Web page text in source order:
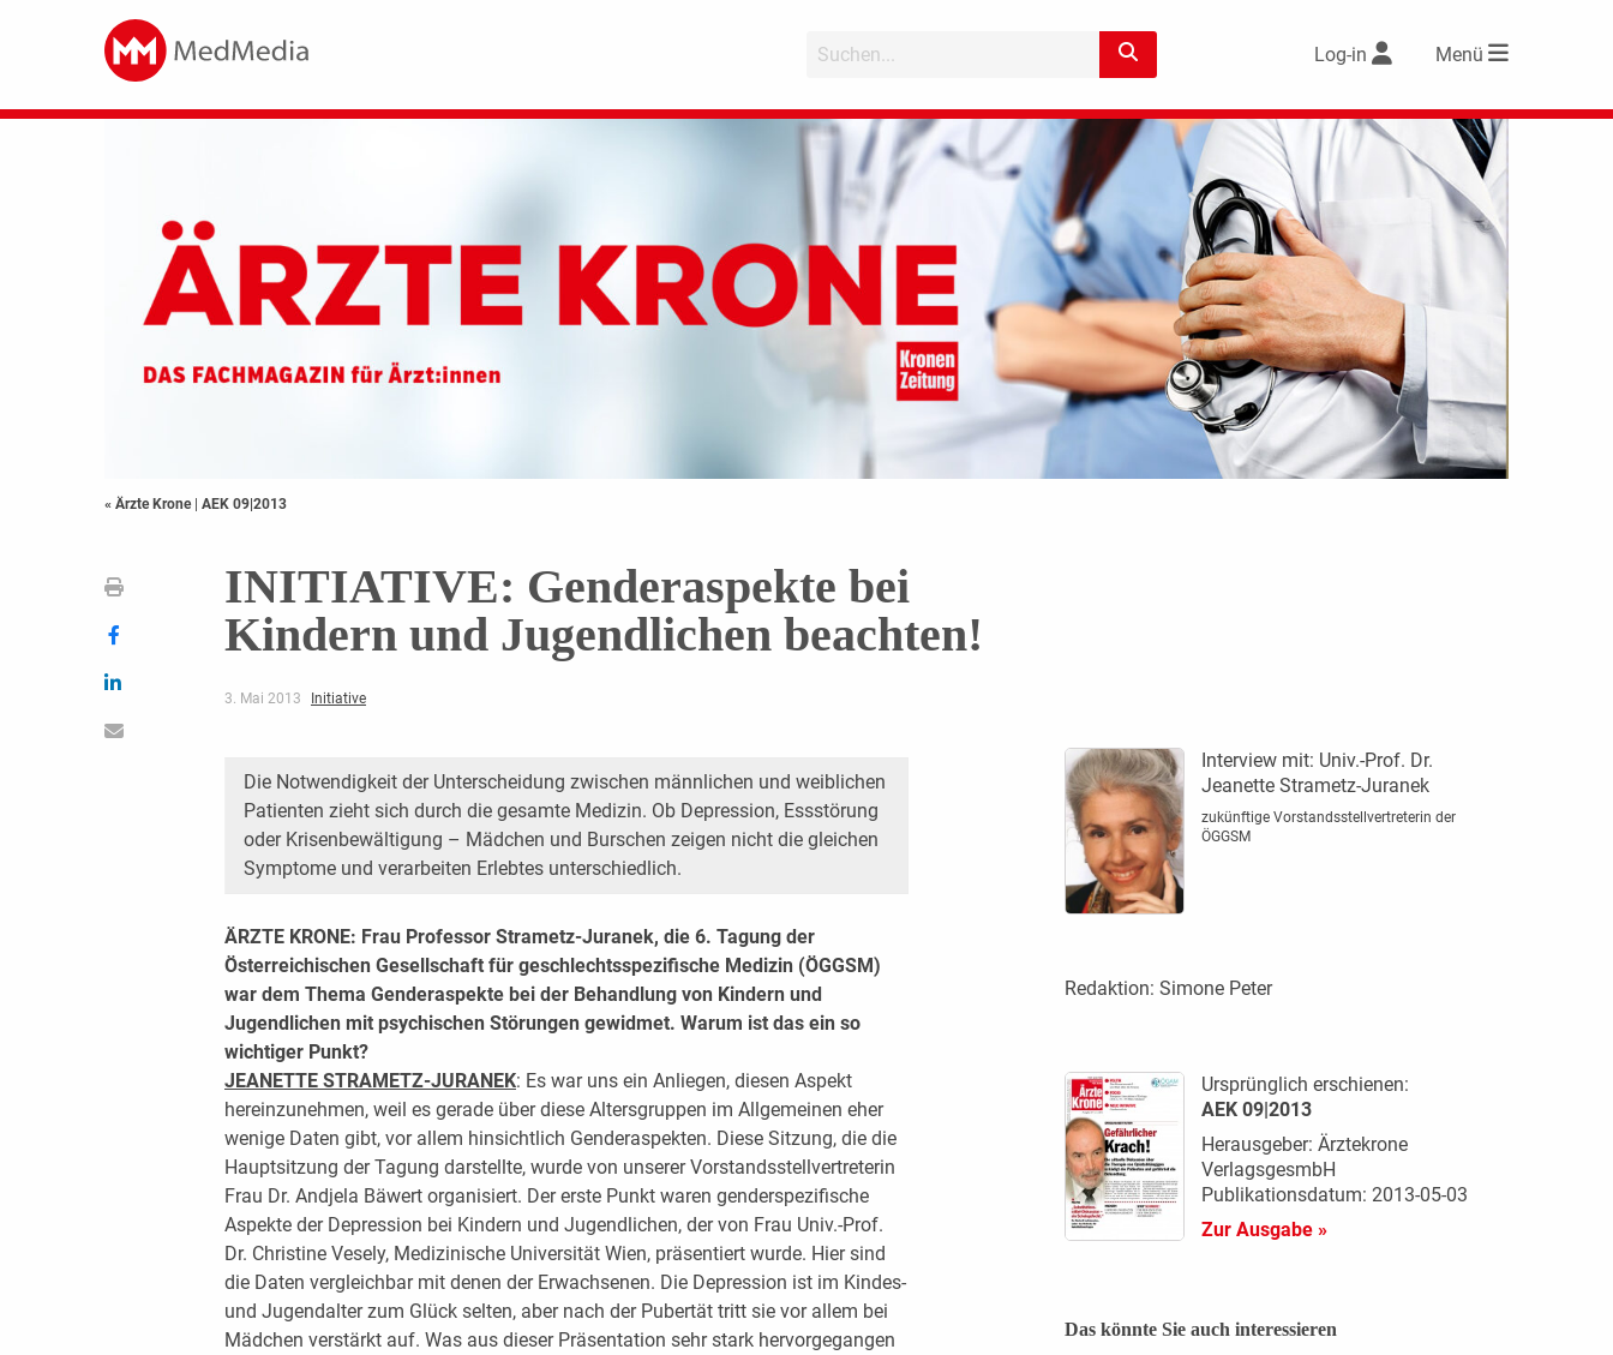
Log-in Menü
« Ärzte Krone | AEK 09|2013
INITIATIVE: Genderaspekte bei
Kindern und Jugendlichen beachten!
3. Mai 2013 Initiative
Die Notwendigkeit der Unterscheidung zwischen männlichen und weiblichen
Patienten zieht sich durch die gesamte Medizin. Ob Depression, Essstörung
oder Krisenbewältigung – Mädchen und Burschen zeigen nicht die gleichen
Symptome und verarbeiten Erlebtes unterschiedlich.
ÄRZTE KRONE: Frau Professor Strametz-Juranek, die 6. Tagung der
Österreichischen Gesellschaft für geschlechtsspezifische Medizin (ÖGGSM)
war dem Thema Genderaspekte bei der Behandlung von Kindern und
Jugendlichen mit psychischen Störungen gewidmet. Warum ist das ein so
wichtiger Punkt?
JEANETTE STRAMETZ-JURANEK: Es war uns ein Anliegen, diesen Aspekt
hereinzunehmen, weil es gerade über diese Altersgruppen im Allgemeinen eher
wenige Daten gibt, vor allem hinsichtlich Genderaspekten. Diese Sitzung, die die
Hauptsitzung der Tagung darstellte, wurde von unserer Vorstandsstellvertreterin
Frau Dr. Andjela Bäwert organisiert. Der erste Punkt waren genderspezifische
Aspekte der Depression bei Kindern und Jugendlichen, der von Frau Univ.-Prof.
Dr. Christine Vesely, Medizinische Universität Wien, präsentiert wurde. Hier sind
die Daten vergleichbar mit denen der Erwachsenen. Die Depression ist im Kindes-
und Jugendalter zum Glück selten, aber nach der Pubertät tritt sie vor allem bei
Mädchen verstärkt auf. Was aus dieser Präsentation sehr stark hervorgegangen
Interview mit: Univ.-Prof. Dr.
Jeanette Strametz-Juranek
zukünftige Vorstandsstellvertreterin der
ÖGGSM
Redaktion: Simone Peter
Ursprünglich erschienen:
AEK 09|2013
Herausgeber: Ärztekrone
VerlagsgesmbH
Publikationsdatum: 2013-05-03
Zur Ausgabe »
Das könnte Sie auch interessieren